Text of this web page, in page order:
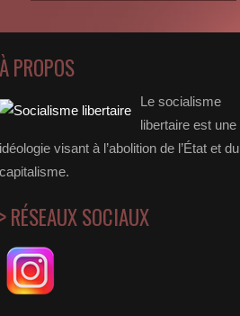
À PROPOS
Le socialisme
libertaire est une
idéologie visant à l’abolition de l’État et du
capitalisme.
> RÉSEAUX SOCIAUX